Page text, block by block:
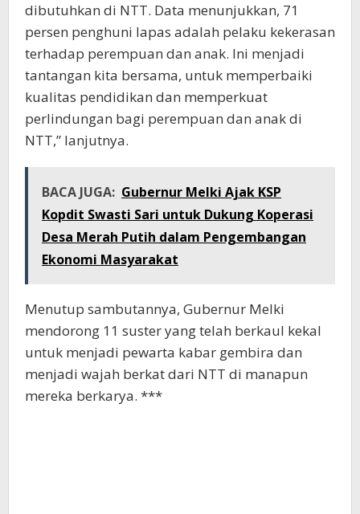
dibutuhkan di NTT. Data menunjukkan, 71
persen penghuni lapas adalah pelaku kekerasan
terhadap perempuan dan anak. Ini menjadi
tantangan kita bersama, untuk memperbaiki
kualitas pendidikan dan memperkuat
perlindungan bagi perempuan dan anak di
NTT,” lanjutnya.
BACA JUGA: Gubernur Melki Ajak KSP
Kopdit Swasti Sari untuk Dukung Koperasi
Desa Merah Putih dalam Pengembangan
Ekonomi Masyarakat
Menutup sambutannya, Gubernur Melki
mendorong 11 suster yang telah berkaul kekal
untuk menjadi pewarta kabar gembira dan
menjadi wajah berkat dari NTT di manapun
mereka berkarya. ***